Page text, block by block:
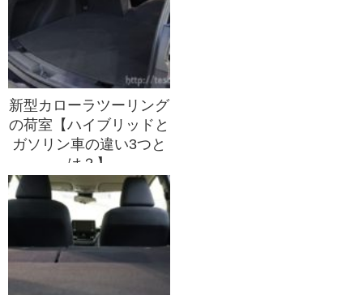
新型カローラツーリング
の荷室【ハイブリッドと
ガソリン車の違い3つと
は？】